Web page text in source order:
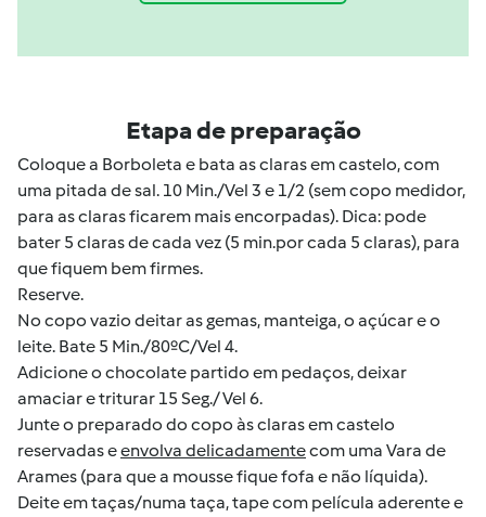
Etapa de preparação
Coloque a Borboleta e bata as claras em castelo, com
uma pitada de sal. 10 Min./Vel 3 e 1/2 (sem copo medidor,
para as claras ficarem mais encorpadas). Dica: pode
bater 5 claras de cada vez (5 min.por cada 5 claras), para
que fiquem bem firmes.
Reserve.
No copo vazio deitar as gemas, manteiga, o açúcar e o
leite. Bate 5 Min./80ºC/Vel 4.
Adicione o chocolate partido em pedaços, deixar
amaciar e triturar 15 Seg./ Vel 6.
Junte o preparado do copo às claras em castelo
reservadas eenvolva delicadamentecom uma Vara de
Arames (para que a mousse fique fofa e não líquida).
Deite em taças/numa taça, tape com película aderente e